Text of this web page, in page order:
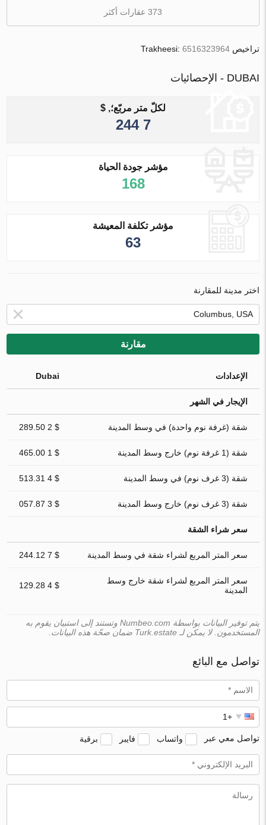
373 عقارات أكثر
تراخيص Trakheesi:6516323964
DUBAI - الإحصائيات
لكلّ متر مربّع؛, $
7 244
مؤشر جودة الحياة
168
مؤشر تكلفة المعيشة
63
اختر مدينة للمقارنة
مقارنة
الإعدادات Dubai
الإيجار في الشهر
شقة (غرفة نوم واحدة) في وسط المدينة $ 2 289.50
شقة (1 غرفة نوم) خارج وسط المدينة $ 1 465.00
شقة (3 غرف نوم) في وسط المدينة $ 4 513.31
شقة (3 غرف نوم) خارج وسط المدينة $ 3 057.87
سعر شراء الشقة
سعر المتر المربع لشراء شقة في وسط المدينة $ 7 244.12
سعر المتر المربع لشراء شقة خارج وسط
المدينة
$ 4 129.28
يتم توفير البيانات بواسطة Numbeo.com وتستند إلى استبيان يقوم به
المستخدمون. لا يمكن لـ Turk.estate ضمان صحّة هذه البيانات.
تواصل مع البائع
تواصل معي عبر واتساب فايبر برقية